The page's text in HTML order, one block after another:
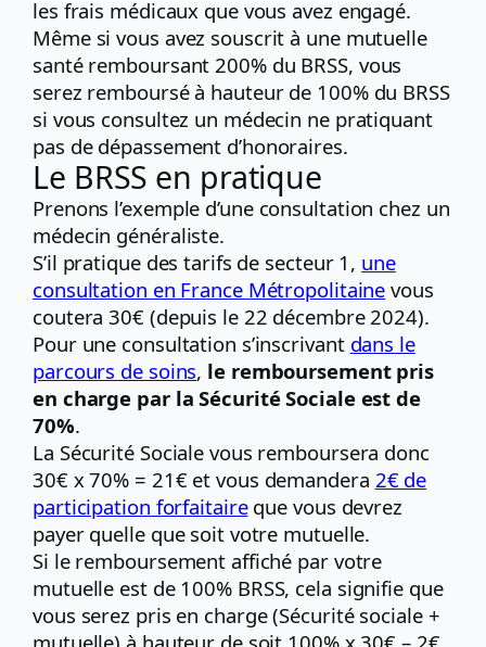
les frais médicaux que vous avez engagé.
Même si vous avez souscrit à une mutuelle
santé remboursant 200% du BRSS, vous
serez remboursé à hauteur de 100% du BRSS
si vous consultez un médecin ne pratiquant
pas de dépassement d’honoraires.
Le BRSS en pratique
Prenons l’exemple d’une consultation chez un
médecin généraliste.
S’il pratique des tarifs de secteur 1, une
consultation en France Métropolitaine vous
coutera 30€ (depuis le 22 décembre 2024).
Pour une consultation s’inscrivant dans le
parcours de soins, le remboursement pris
en charge par la Sécurité Sociale est de
70%.
La Sécurité Sociale vous remboursera donc
30€ x 70% = 21€ et vous demandera 2€ de
participation forfaitaireque vous devrez
payer quelle que soit votre mutuelle.
Si le remboursement affiché par votre
mutuelle est de 100% BRSS, cela signifie que
vous serez pris en charge (Sécurité sociale +